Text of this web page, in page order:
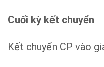
Cuối kỳ kết chuyển
Kết chuyển CP vào